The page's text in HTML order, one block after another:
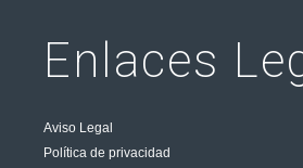
Enlaces
Aviso Legal
Política de privacidad